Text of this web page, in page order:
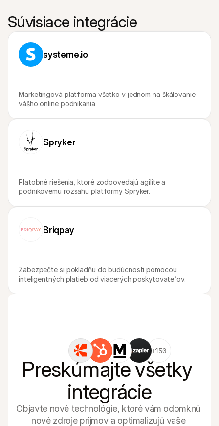
Súvisiace integrácie
systeme.io
Marketingová platforma všetko v jednom na škálovanie
vášho online podnikania
Spryker
Platobné riešenia, ktoré zodpovedajú agilite a
podnikovému rozsahu platformy Spryker.
Briqpay
Zabezpečte si pokladňu do budúcnosti pomocou
inteligentných platieb od viacerých poskytovateľov.
+150
Preskúmajte všetky
integrácie
Objavte nové technológie, ktoré vám odomknú
nové zdroje príjmov a optimalizujú vaše